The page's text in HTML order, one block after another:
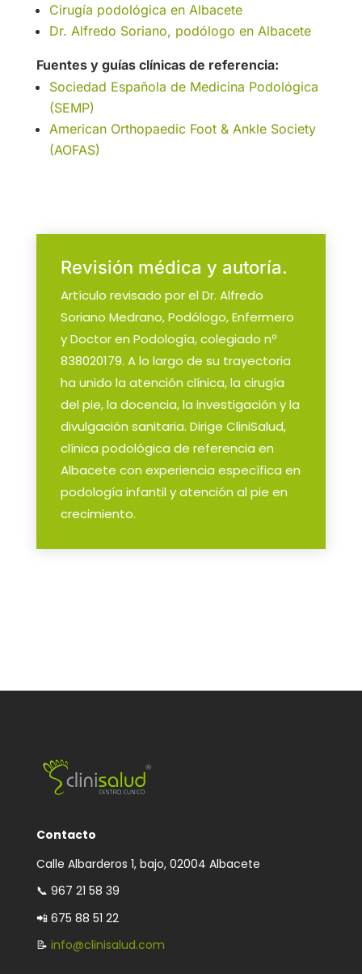
Cirugía podológica en Albacete
Dr. Alfredo Soriano, podólogo en Albacete
Fuentes y guías clínicas de referencia:
Sociedad Española de Medicina Podológica
(SEMP)
American Orthopaedic Foot & Ankle Society
(AOFAS)
Revisión médica y autoría.
Artículo revisado por el Dr. Alfredo
Soriano Medrano, Podólogo, Enfermero
y Doctor en Podología, colegiado nº
838020179. A lo largo de su trayectoria
ha unido la atención clínica, la cirugía
del pie, la docencia, la investigación y la
divulgación sanitaria. Dirige CliniSalud,
clínica podológica de referencia en
Albacete con experiencia específica en
podología infantil y atención al pie en
crecimiento.
Contacto
Calle Albarderos 1, bajo, 02004 Albacete
📞 967 21 58 39
📲 675 88 51 22
📝 info@clinisalud.com